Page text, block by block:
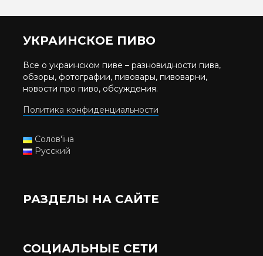
УКРАИНСКОЕ ПИВО
Все о украинском пиве – разновидности пива,
обзоры, фотографии, пивовары, пивоварни,
новости про пиво, обсуждения.
Политика конфиденциальности
Солов'їна
Русский
РАЗДЕЛЫ НА САЙТЕ
СОЦИАЛЬНЫЕ СЕТИ